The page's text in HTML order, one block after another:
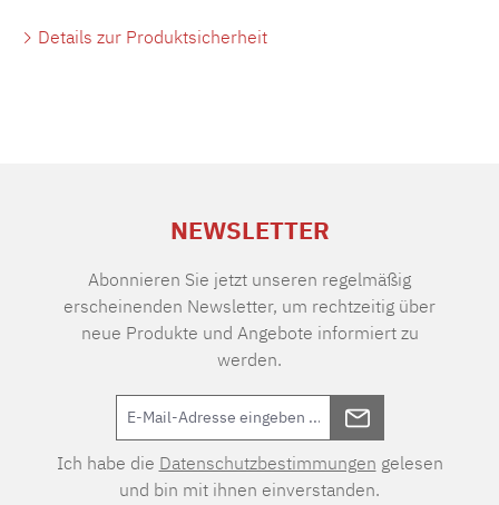
Details zur Produktsicherheit
NEWSLETTER
Abonnieren Sie jetzt unseren regelmäßig
erscheinenden Newsletter, um rechtzeitig über
neue Produkte und Angebote informiert zu
werden.
Ich habe die Datenschutzbestimmungen gelesen
und bin mit ihnen einverstanden.